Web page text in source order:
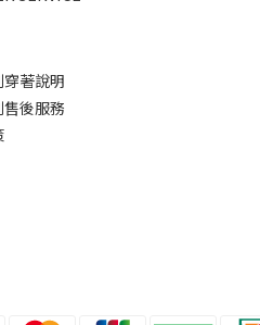
著說明
後服務